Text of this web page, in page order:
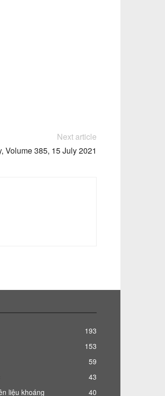
Next article
Volume 385, 15 July 2021
193
153
59
43
liệu khoáng
40